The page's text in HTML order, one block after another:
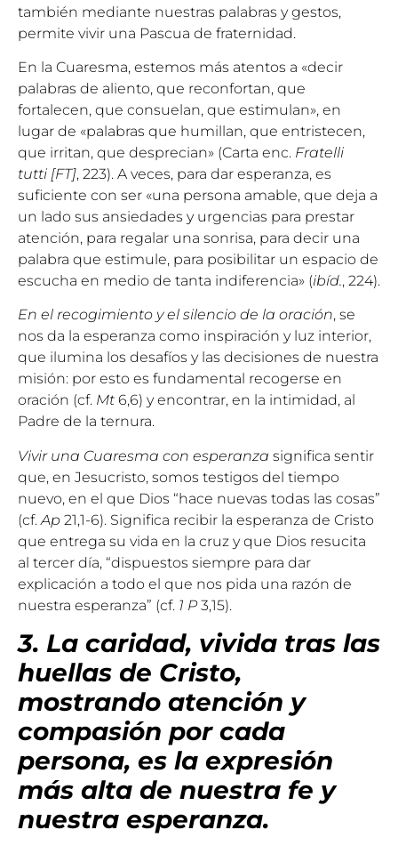
también mediante nuestras palabras y gestos,
permite vivir una Pascua de fraternidad.
En la Cuaresma, estemos más atentos a «decir
palabras de aliento, que reconfortan, que
fortalecen, que consuelan, que estimulan», en
lugar de «palabras que humillan, que entristecen,
que irritan, que desprecian» (Carta enc. Fratelli
tutti [FT], 223). A veces, para dar esperanza, es
suficiente con ser «una persona amable, que deja a
un lado sus ansiedades y urgencias para prestar
atención, para regalar una sonrisa, para decir una
palabra que estimule, para posibilitar un espacio de
escucha en medio de tanta indiferencia» (ibíd., 224).
En el recogimiento y el silencio de la oración, se
nos da la esperanza como inspiración y luz interior,
que ilumina los desafíos y las decisiones de nuestra
misión: por esto es fundamental recogerse en
oración (cf. Mt 6,6) y encontrar, en la intimidad, al
Padre de la ternura.
Vivir una Cuaresma con esperanza significa sentir
que, en Jesucristo, somos testigos del tiempo
nuevo, en el que Dios “hace nuevas todas las cosas”
(cf. Ap 21,1-6). Significa recibir la esperanza de Cristo
que entrega su vida en la cruz y que Dios resucita
al tercer día, “dispuestos siempre para dar
explicación a todo el que nos pida una razón de
nuestra esperanza” (cf. 1 P3,15).
3. La caridad, vivida tras las
huellas de Cristo,
mostrando atención y
compasión por cada
persona, es la expresión
más alta de nuestra fe y
nuestra esperanza.